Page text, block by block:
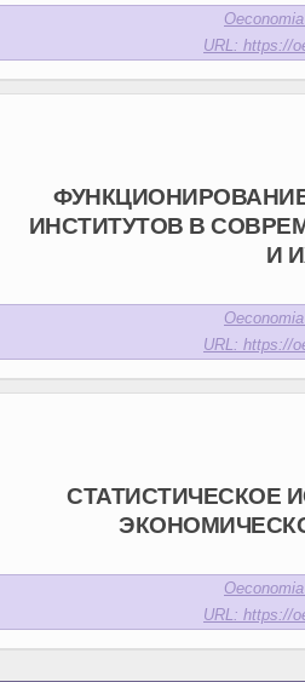
URL: https://
ИНСТИТУТОВ В
И
URL: https://
СТАТИСТИЧЕСКОЕ
URL: https://